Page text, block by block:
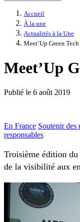
Accueil
À la une
Actualités à la Une
Meet’Up Green
Meet’Up
Publié le 6 août 2019
En France Soutenir des
responsables
Troisième édition
de la visibilité aux